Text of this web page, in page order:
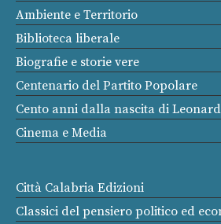
Ambiente e Territorio
Biblioteca liberale
Biografie e storie vere
Centenario del Partito Popolare
Cento anni dalla nascita di
Cinema e Media
Città Calabria Edizioni
Classici del pensiero politico ed